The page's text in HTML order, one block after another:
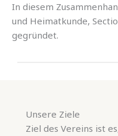
In diesem
und Heimatkunde,
gegründet.
Unsere Ziele
Ziel des Vereins ist